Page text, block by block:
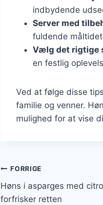
indbydende
Server med
fuldende
Vælg det rigtige
en festlig
Ved at følge disse
familie og venner.
mulighed for at vise
FORRIGE
Høns i asparges med
forfrisker retten